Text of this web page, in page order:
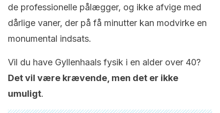
de professionelle pålægger, og ikke afvige med
dårlige vaner, der på få minutter kan modvirke en
monumental indsats.
Vil du have Gyllenhaals fysik i en alder over 40?
Det vil være krævende, men det er ikke
umuligt.